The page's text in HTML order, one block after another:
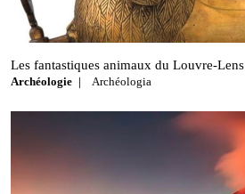
Les fantastiques animaux du Louvre‑Lens
Archéologie Archéologia